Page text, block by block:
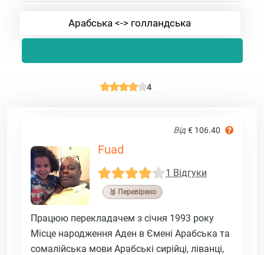
Арабська <-> голландська
4
Від € 106.40
Fuad
1 Відгуки
🥉 Перевірено
Працюю перекладачем з січня 1993 року
Місце народження Аден в Ємені Арабська та
сомалійська мови Арабські сирійці, ліванці,